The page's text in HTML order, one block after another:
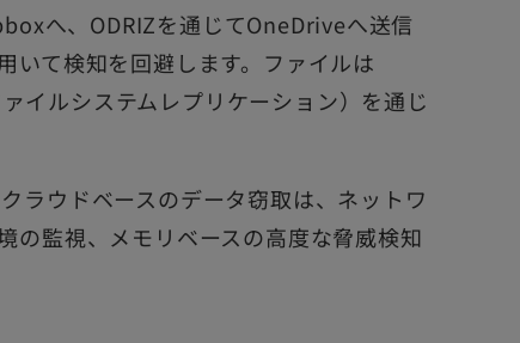
へ、ODRIZを通じてOneDriveへ送信
いて検知を回避します。ファイルは
イルシステムレプリケーション）を通じ
ラウドベースのデータ窃取は、ネットワ
の監視、メモリベースの高度な脅威検知